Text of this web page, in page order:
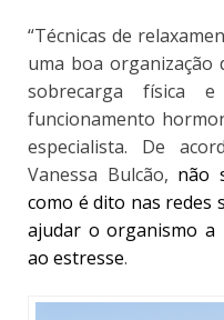
“Técnicas de
uma boa organização
sobrecarga física
funcionamento
especialista. De
Vanessa Bulcão, não
como é dito nas redes
ajudar o organismo a
ao estresse.